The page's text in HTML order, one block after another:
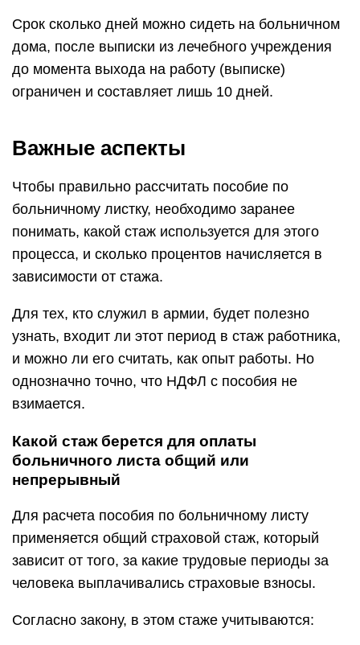
Срок сколько дней можно сидеть на больничном
дома, после выписки из лечебного учреждения
до момента выхода на работу (выписке)
ограничен и составляет лишь 10 дней.
Важные аспекты
Чтобы правильно рассчитать пособие по
больничному листку, необходимо заранее
понимать, какой стаж используется для этого
процесса, и сколько процентов начисляется в
зависимости от стажа.
Для тех, кто служил в армии, будет полезно
узнать, входит ли этот период в стаж работника,
и можно ли его считать, как опыт работы. Но
однозначно точно, что НДФЛ с пособия не
взимается.
Какой стаж берется для оплаты
больничного листа общий или
непрерывный
Для расчета пособия по больничному листу
применяется общий страховой стаж, который
зависит от того, за какие трудовые периоды за
человека выплачивались страховые взносы.
Согласно закону, в этом стаже учитываются: